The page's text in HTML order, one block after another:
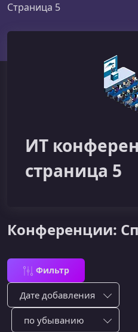
Страница 5
ИТ
страница 5
Конференции:
Фильтр
Сортировка по:
Сотировать по: